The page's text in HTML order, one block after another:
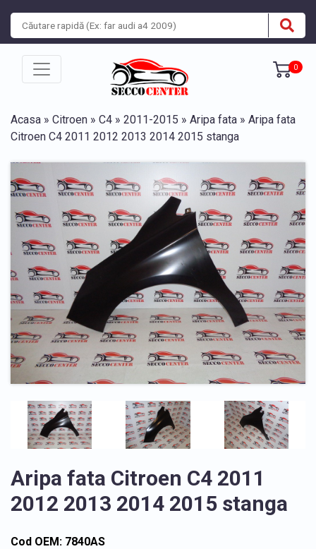
0
Acasa » Citroen » C4 » 2011-2015 » Aripa fata » Aripa fata
Citroen C4 2011 2012 2013 2014 2015 stanga
Aripa fata Citroen C4 2011
2012 2013 2014 2015 stanga
Cod OEM: 7840AS